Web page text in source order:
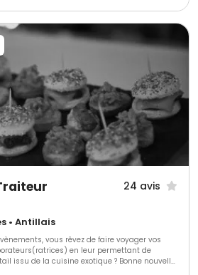
24 avis
• Antillais
vous rêvez de faire voyager vos
en leur permettant de
issu de la cuisine exotique ? Bonne nouvelle,
monde, KREYOL KITCHEN TRAITEUR vous